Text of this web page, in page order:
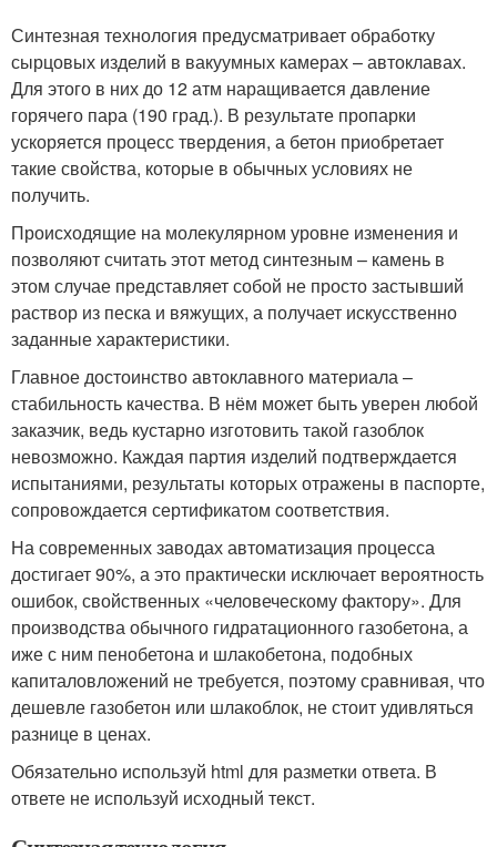
Синтезная технология предусматривает обработку
сырцовых изделий в вакуумных камерах – автоклавах.
Для этого в них до 12 атм наращивается давление
горячего пара (190 град.). В результате пропарки
ускоряется процесс твердения, а бетон приобретает
такие свойства, которые в обычных условиях не
получить.
Происходящие на молекулярном уровне изменения и
позволяют считать этот метод синтезным – камень в
этом случае представляет собой не просто застывший
раствор из песка и вяжущих, а получает искусственно
заданные характеристики.
Главное достоинство автоклавного материала –
стабильность качества. В нём может быть уверен любой
заказчик, ведь кустарно изготовить такой газоблок
невозможно. Каждая партия изделий подтверждается
испытаниями, результаты которых отражены в паспорте,
сопровождается сертификатом соответствия.
На современных заводах автоматизация процесса
достигает 90%, а это практически исключает вероятность
ошибок, свойственных «человеческому фактору». Для
производства обычного гидратационного газобетона, а
иже с ним пенобетона и шлакобетона, подобных
капиталовложений не требуется, поэтому сравнивая, что
дешевле газобетон или шлакоблок, не стоит удивляться
разнице в ценах.
Обязательно используй html для разметки ответа. В
ответе не используй исходный текст.